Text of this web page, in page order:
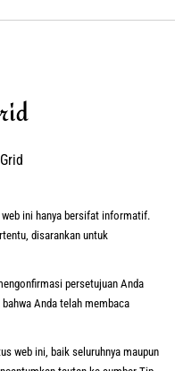
ini hanya bersifat informatif.
disarankan untuk
persetujuan Anda
Anda telah membaca
web ini, baik seluruhnya maupun